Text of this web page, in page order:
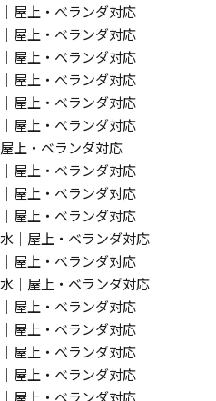
屋上・ベランダ対応
屋上・ベランダ対応
屋上・ベランダ対応
屋上・ベランダ対応
屋上・ベランダ対応
屋上・ベランダ対応
上・ベランダ対応
屋上・ベランダ対応
屋上・ベランダ対応
屋上・ベランダ対応
｜屋上・ベランダ対応
屋上・ベランダ対応
｜屋上・ベランダ対応
屋上・ベランダ対応
屋上・ベランダ対応
屋上・ベランダ対応
屋上・ベランダ対応
屋上・ベランダ対応